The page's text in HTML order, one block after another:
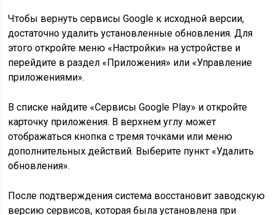
Чтобы вернуть сервисы Google к исходной версии,
достаточно удалить установленные обновления. Для
этого откройте меню «Настройки» на устройстве и
перейдите в раздел «Приложения» или «Управление
приложениями».
В списке найдите «Сервисы Google Play» и откройте
карточку приложения. В верхнем углу может
отображаться кнопка с тремя точками или меню
дополнительных действий. Выберите пункт «Удалить
обновления».
После подтверждения система восстановит заводскую
версию сервисов, которая была установлена при